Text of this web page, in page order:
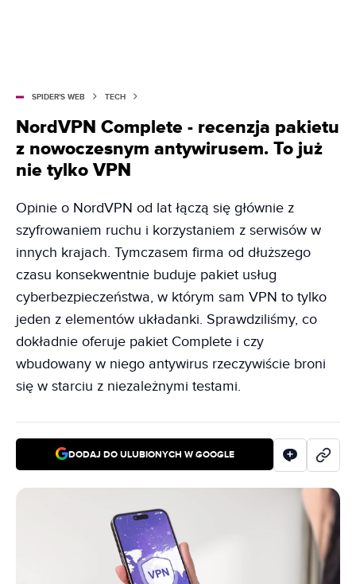
SPIDER'S WEB TECH
NordVPN Complete - recenzja pakietu
z nowoczesnym antywirusem. To już
nie tylko VPN
Opinie o NordVPN od lat łączą się głównie z
szyfrowaniem ruchu i korzystaniem z serwisów w
innych krajach. Tymczasem firma od dłuższego
czasu konsekwentnie buduje pakiet usług
cyberbezpieczeństwa, w którym sam VPN to tylko
jeden z elementów układanki. Sprawdziliśmy, co
dokładnie oferuje pakiet Complete i czy
wbudowany w niego antywirus rzeczywiście broni
się w starciu z niezależnymi testami.
DODAJ DO ULUBIONYCH W GOOGLE